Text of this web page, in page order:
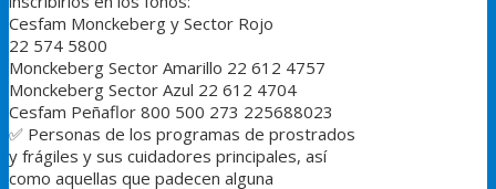
Cesfam Monckeberg y Sector Rojo
‪22 574 5800‬
Monckeberg Sector Amarillo 22 612 4757‬
Monckeberg Sector Azul 22 612 4704‬
Cesfam Peñaflor ‪800 500 273 ‬225688023
✅ Personas de los programas de prostrados
y frágiles y sus cuidadores principales, así
como aquellas que padecen alguna